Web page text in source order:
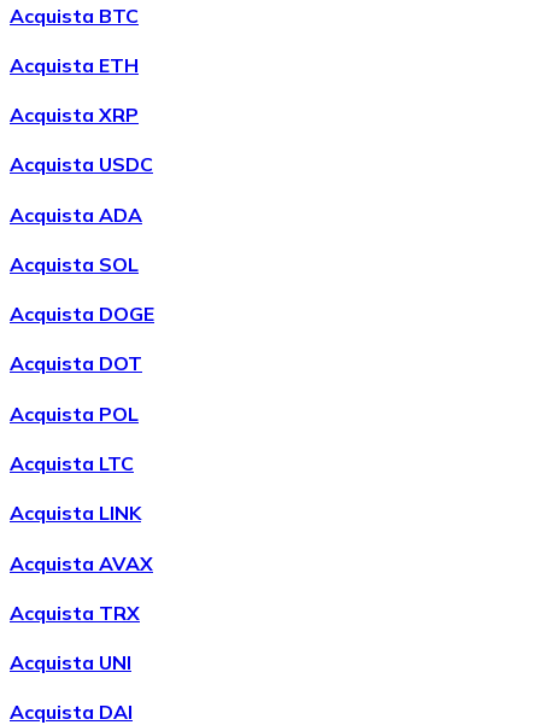
AcquistareWrapped Bitcoin
AcquistareAvalanche
AVAX
AcquistareShiba Inu
SHIB
Acquista BTC
Acquista ETH
Acquista XRP
Acquista USDC
Acquista ADA
Acquista SOL
Acquista DOGE
Acquista DOT
Acquista POL
Acquista LTC
Acquista LINK
Acquista AVAX
Acquista TRX
Acquista UNI
Acquista DAI